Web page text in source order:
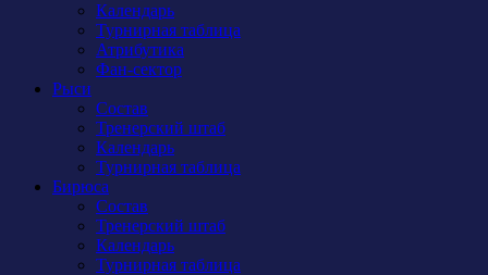
Календарь
Турнирная таблица
Атрибутика
Фан-сектор
Рыси
Состав
Тренерский штаб
Календарь
Турнирная таблица
Бирюса
Состав
Тренерский штаб
Календарь
Турнирная таблица